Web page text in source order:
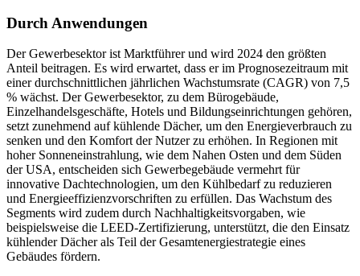
Durch Anwendungen
Der Gewerbesektor ist Marktführer und wird 2024 den größten
Anteil beitragen. Es wird erwartet, dass er im Prognosezeitraum mit
einer durchschnittlichen jährlichen Wachstumsrate (CAGR) von 7,5
% wächst. Der Gewerbesektor, zu dem Bürogebäude,
Einzelhandelsgeschäfte, Hotels und Bildungseinrichtungen gehören,
setzt zunehmend auf kühlende Dächer, um den Energieverbrauch zu
senken und den Komfort der Nutzer zu erhöhen. In Regionen mit
hoher Sonneneinstrahlung, wie dem Nahen Osten und dem Süden
der USA, entscheiden sich Gewerbegebäude vermehrt für
innovative Dachtechnologien, um den Kühlbedarf zu reduzieren
und Energieeffizienzvorschriften zu erfüllen. Das Wachstum des
Segments wird zudem durch Nachhaltigkeitsvorgaben, wie
beispielsweise die LEED-Zertifizierung, unterstützt, die den Einsatz
kühlender Dächer als Teil der Gesamtenergiestrategie eines
Gebäudes fördern.